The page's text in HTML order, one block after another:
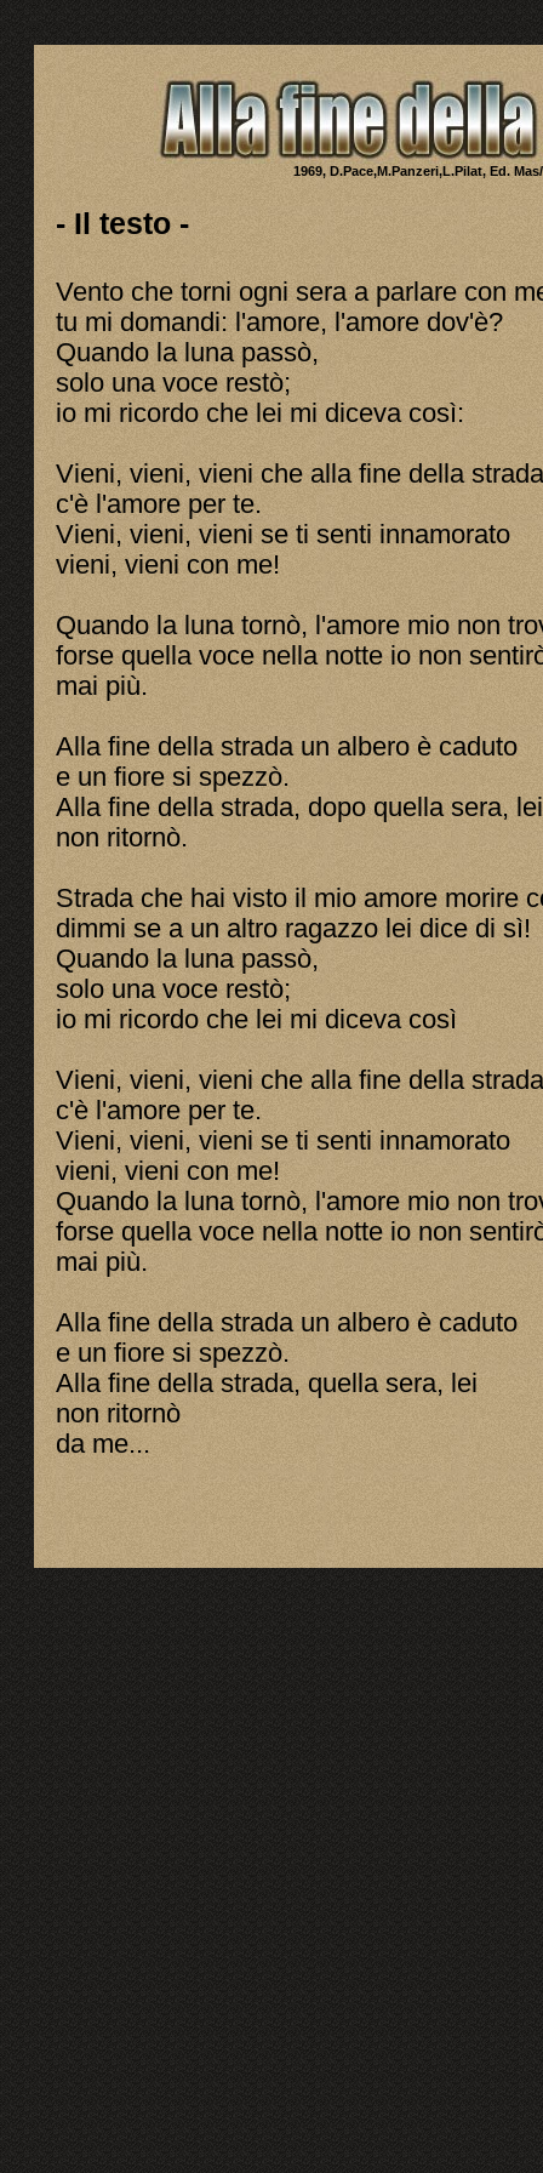
1969, D.Pace,M.Panzeri,L.Pilat, Ed.
- Il testo -
Vento che torni ogni sera a parlare con
tu mi domandi: l'amore, l'amore dov'è?
Quando la luna passò,
solo una voce restò;
io mi ricordo che lei mi diceva così:
Vieni, vieni, vieni che alla fine della strada
c'è l'amore per te.
Vieni, vieni, vieni se ti senti innamorato
vieni, vieni con me!
Quando la luna tornò, l'amore mio non
forse quella voce nella notte io non
mai più.
Alla fine della strada un albero è caduto
e un fiore si spezzò.
Alla fine della strada, dopo quella sera, lei
non ritornò.
Strada che hai visto il mio amore morire
dimmi se a un altro ragazzo lei dice di sì!
Quando la luna passò,
solo una voce restò;
io mi ricordo che lei mi diceva così
Vieni, vieni, vieni che alla fine della strada
c'è l'amore per te.
Vieni, vieni, vieni se ti senti innamorato
vieni, vieni con me!
Quando la luna tornò, l'amore mio non
forse quella voce nella notte io non
mai più.
Alla fine della strada un albero è caduto
e un fiore si spezzò.
Alla fine della strada, quella sera, lei
non ritornò
da me...